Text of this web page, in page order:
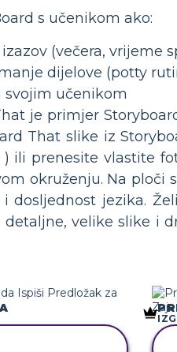
s učenikom ako:
(večera, vrijeme
dijelove (potty
svojim učenikom
je primjer
That slike iz
) ili prenesite vlastite
okruženju. Na
dosljednost jezika.
velike slike i